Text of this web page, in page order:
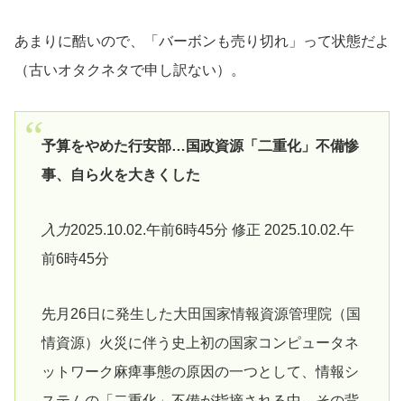
あまりに酷いので、「バーボンも売り切れ」って状態だよ
（古いオタクネタで申し訳ない）。
予算をやめた行安部…国政資源「二重化」不備惨
事、自ら火を大きくした
入力2025.10.02.午前6時45分 修正 2025.10.02.午
前6時45分
先月26日に発生した大田国家情報資源管理院（国
情資源）火災に伴う史上初の国家コンピュータネ
ットワーク麻痺事態の原因の一つとして、情報シ